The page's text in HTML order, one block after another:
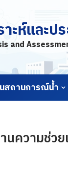
าะห์และ
and
สถานการณ์น้ำ
นความช่ว